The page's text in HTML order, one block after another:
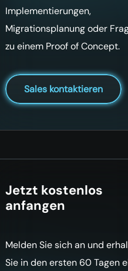
Implementierungen,
Migrationsplanung oder
zu einem Proof of Concept.
Sales kontaktieren
Jetzt kostenlos
anfangen
Melden Sie sich an und
Sie in den ersten 60 Tagen